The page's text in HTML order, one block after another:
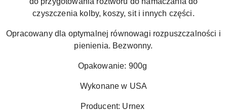
czyszczenia kolby, koszy, sit i innych części.
Opracowany dla optymalnej równowagi rozpuszczalności i
pienienia. Bezwonny.
Opakowanie: 900g
Wykonane w USA
Producent: Urnex